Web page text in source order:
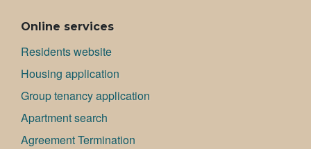
Online services
Residents website
Housing application
Group tenancy application
Apartment search
Agreement Termination